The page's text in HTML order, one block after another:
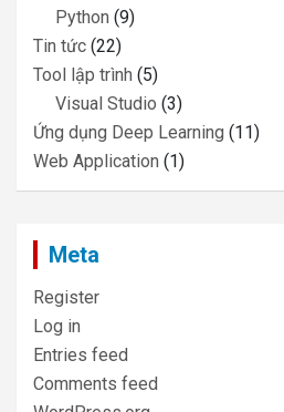
Python (9)
Tin tức (22)
Tool lập trình (5)
Visual Studio (3)
Ứng dụng Deep Learning (11)
Web Application (1)
Meta
Register
Log in
Entries feed
Comments feed